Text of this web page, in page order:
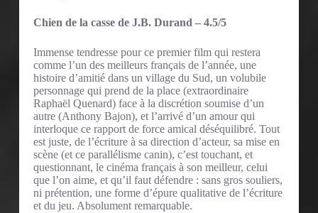
Chien de la casse de J.B. Durand – 4.5/5
Immense tendresse pour ce premier film qui restera
comme l’un des meilleurs français de l’année, une
histoire d’amitié dans un village du Sud, un volubile
personnage qui prend de la place (extraordinaire
Raphaël Quenard) face à la discrétion soumise d’un
autre (Anthony Bajon), et l’arrivé d’un amour qui
interloque ce rapport de force amical déséquilibré. Tout
est juste, de l’écriture à sa direction d’acteur, sa mise en
scène (et ce parallélisme canin), c’est touchant, et
questionnant, le cinéma français à son meilleur, celui
que l’on aime, et qu’il faut défendre : sans gros souliers,
ni prétention, une forme d’épure qualitative de l’écriture
et du jeu. Absolument remarquable.